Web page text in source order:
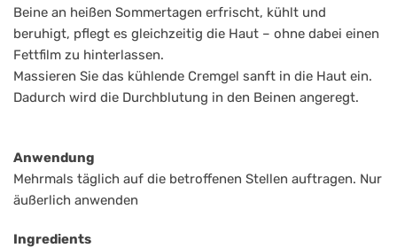
Beine an heißen Sommertagen erfrischt, kühlt und
beruhigt, pflegt es gleichzeitig die Haut – ohne dabei einen
Fettfilm zu hinterlassen.
Massieren Sie das kühlende Cremgel sanft in die Haut ein.
Dadurch wird die Durchblutung in den Beinen angeregt.
Anwendung
Mehrmals täglich auf die betroffenen Stellen auftragen. Nur
äußerlich anwenden
Ingredients